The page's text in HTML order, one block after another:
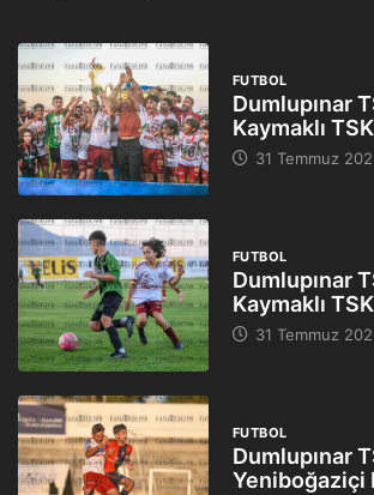
FUTBOL
Dumlupınar
Kaymaklı
31 Temmuz
FUTBOL
Dumlupınar
Kaymaklı
31 Temmuz
FUTBOL
Dumlupınar
Yeniboğaziçi